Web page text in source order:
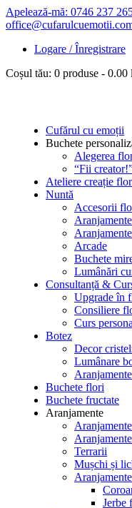
Apelează-mă: 0746 237
Logare / Înregistrare
Coșul tău: 0 produse - 0.00
Cufărul cu emoții
Buchete
Alegerea
“Fii
Ateliere creație
Nuntă
Accesorii
Arcade
Buchete
Lumânări
Consultanță &
Upgrade în
Consiliere
Curs
Botez
Decor
Lumânare
Buchete flori
Buchete fructate
Aranjamente
Terrarii
Mușchi și
Jerbe